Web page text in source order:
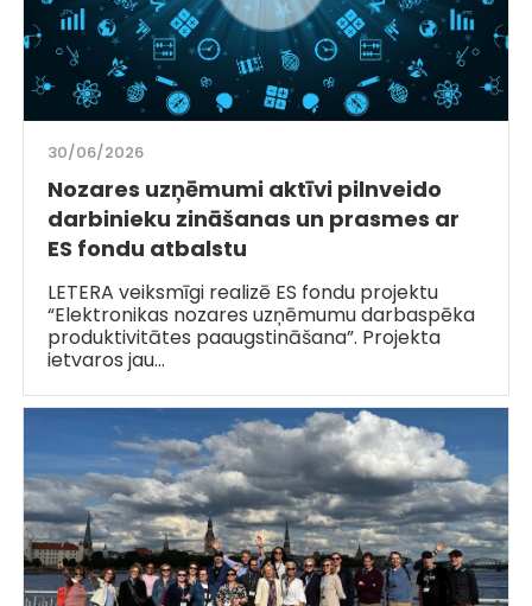
30/06/2026
Nozares uzņēmumi aktīvi pilnveido
darbinieku zināšanas un prasmes ar
ES fondu atbalstu
LETERA veiksmīgi realizē ES fondu projektu
“Elektronikas nozares uzņēmumu darbaspēka
produktivitātes paaugstināšana”. Projekta
ietvaros jau…